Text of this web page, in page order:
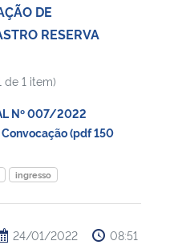
Humanos
DE
RESERVA
1 item)
Nº 007/2022
Convocação (pdf 150
ingresso
24/01/2022 08:51